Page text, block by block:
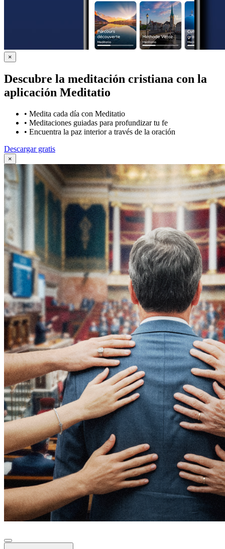
×
Descubre la meditación cristiana con la
aplicación Meditatio
• Medita cada día con Meditatio
• Meditaciones guiadas para profundizar tu fe
• Encuentra la paz interior a través de la oración
Descargar gratis
×